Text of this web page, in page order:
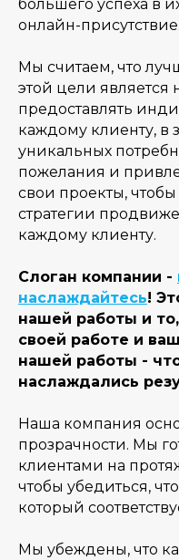
большего успеха в
онлайн-присутствие.
Мы считаем, что
этой цели является
предоставлять
каждому клиенту, в
уникальных
пожелания и
свои проекты, чтобы
стратегии
каждому клиенту.
Слоган компании -
наслаждайтесь!
нашей работы и
своей работе и
нашей работы -
наслаждались
Наша компания
прозрачности. Мы
клиентами на
чтобы убедиться,
который
Мы убеждены, что